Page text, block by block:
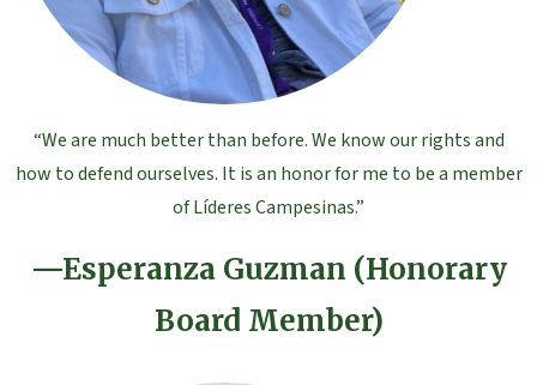
“We are much better than before. We know our rights and
how to defend ourselves. It is an honor for me to be a member
of Líderes Campesinas.”
—Esperanza Guzman (Honorary
Board Member)